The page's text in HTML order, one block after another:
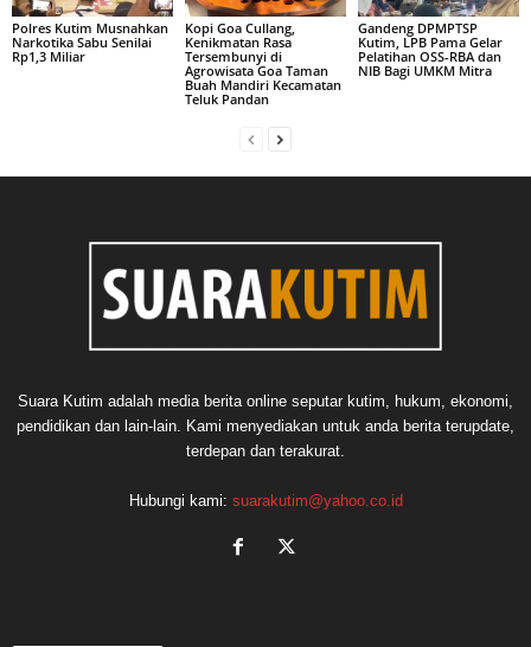
Polres Kutim Musnahkan
Narkotika Sabu Senilai
Rp1,3 Miliar
Kopi Goa Cullang,
Kenikmatan Rasa
Tersembunyi di
Agrowisata Goa Taman
Buah Mandiri Kecamatan
Teluk Pandan
Gandeng DPMPTSP
Kutim, LPB Pama Gelar
Pelatihan OSS-RBA dan
NIB Bagi UMKM Mitra
Suara Kutim adalah media berita online seputar kutim, hukum, ekonomi,
pendidikan dan lain-lain. Kami menyediakan untuk anda berita terupdate,
terdepan dan terakurat.
Hubungi kami: suarakutim@yahoo.co.id